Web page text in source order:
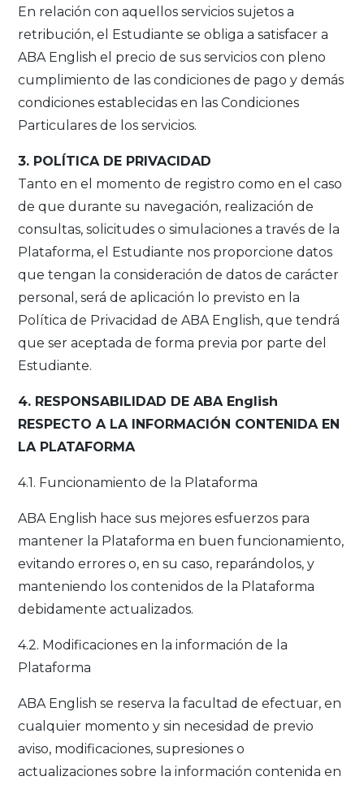
En relación con aquellos servicios sujetos a
retribución, el Estudiante se obliga a satisfacer a
ABA English el precio de sus servicios con pleno
cumplimiento de las condiciones de pago y demás
condiciones establecidas en las Condiciones
Particulares de los servicios.
3. POLÍTICA DE PRIVACIDAD
Tanto en el momento de registro como en el caso
de que durante su navegación, realización de
consultas, solicitudes o simulaciones a través de la
Plataforma, el Estudiante nos proporcione datos
que tengan la consideración de datos de carácter
personal, será de aplicación lo previsto en la
Política de Privacidad de ABA English, que tendrá
que ser aceptada de forma previa por parte del
Estudiante.
4. RESPONSABILIDAD DE ABA English
RESPECTO A LA INFORMACIÓN CONTENIDA EN
LA PLATAFORMA
4.1. Funcionamiento de la Plataforma
ABA English hace sus mejores esfuerzos para
mantener la Plataforma en buen funcionamiento,
evitando errores o, en su caso, reparándolos, y
manteniendo los contenidos de la Plataforma
debidamente actualizados.
4.2. Modificaciones en la información de la
Plataforma
ABA English se reserva la facultad de efectuar, en
cualquier momento y sin necesidad de previo
aviso, modificaciones, supresiones o
actualizaciones sobre la información contenida en